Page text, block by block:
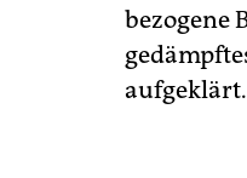
bezogene